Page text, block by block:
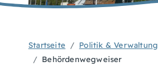
Startseite Politik & Verwaltung
Behördenwegweiser